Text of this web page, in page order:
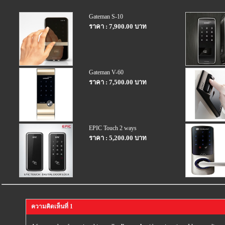
Gateman S-10
ราคา : 7,900.00 บาท
Gateman V-60
ราคา : 7,500.00 บาท
EPIC Touch 2 ways
ราคา : 5,200.00 บาท
ความคิดเห็นที่ 1